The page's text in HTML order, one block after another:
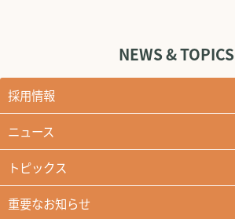
NEWS & TOPICS
採用情報
ニュース
トピックス
重要なお知らせ